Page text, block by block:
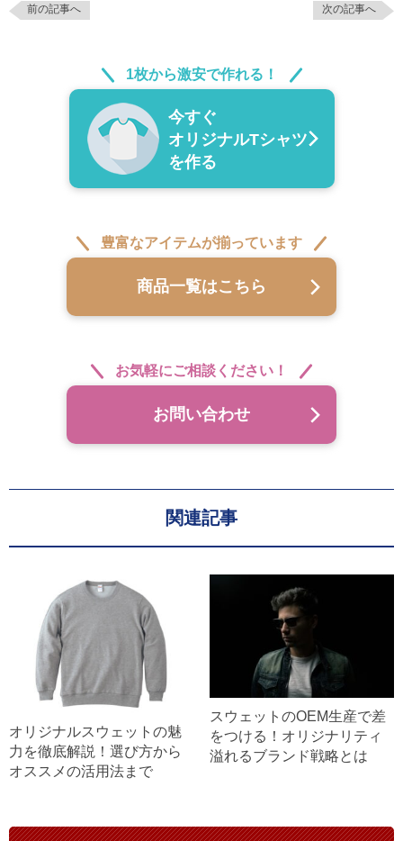
前の記事へ 次の記事へ
1枚から激安で作れる！
今すぐ
オリジナルTシャツ
を作る
豊富なアイテムが揃っています
商品一覧はこちら
お気軽にご相談ください！
お問い合わせ
関連記事
オリジナルスウェットの魅
力を徹底解説！選び方から
オススメの活用法まで
スウェットのOEM生産で差
をつける！オリジナリティ
溢れるブランド戦略とは